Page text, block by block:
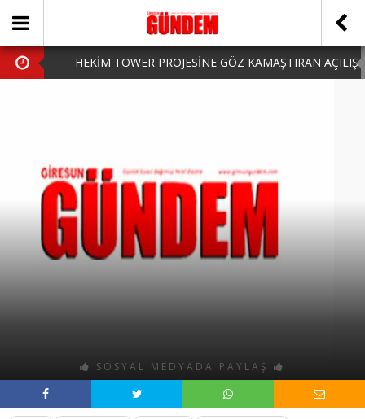
HEKİM TOWER PROJESİNE GÖZ KAMAŞTIRAN AÇILIŞ
HARUN CİCİ: VİDEOYU GÖRÜNCE GÖZLERİM DOLDU
SOSYAL MEDYADA PAYLAŞ